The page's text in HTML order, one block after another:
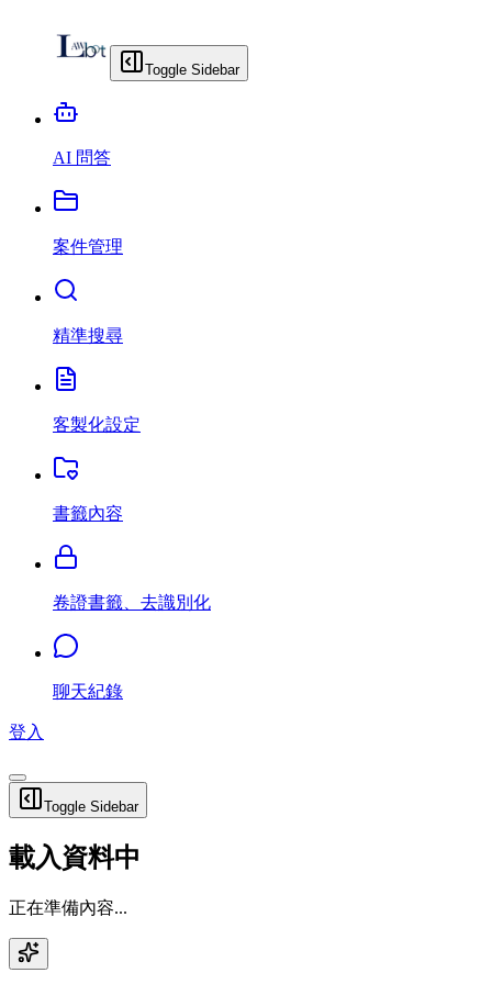
Toggle Sidebar
AI 問答
案件管理
精準搜尋
客製化設定
書籤內容
卷證書籤、去識別化
聊天紀錄
登入
Toggle Sidebar
載入資料中
正在準備內容...